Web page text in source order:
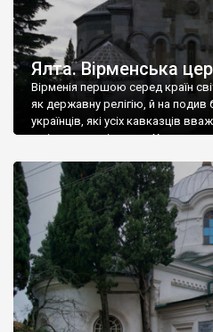
Ялта. Вірменська
Вірменія першою серед країн
як державну релігію, й на подив
українців, які усіх кавказців
є відданими вірянами Христа